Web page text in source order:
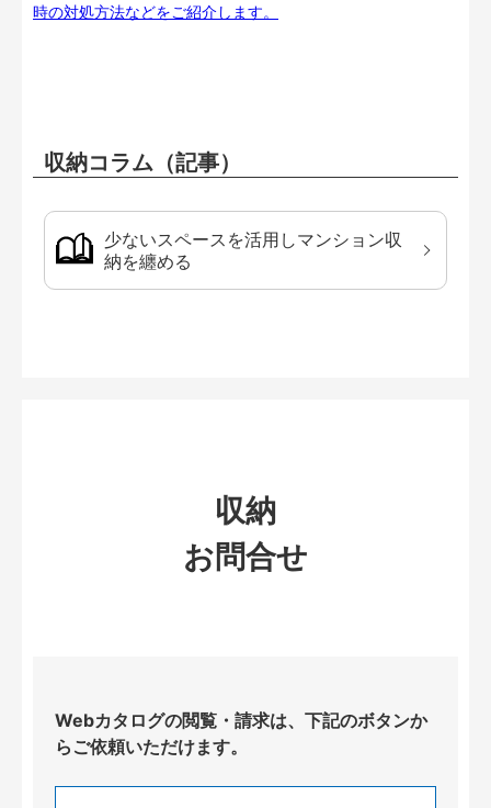
時の対処方法などをご紹介します。
収納コラム（記事）
少ないスペースを活用しマンション収
納を纏める
収納
お問合せ
Webカタログの閲覧・請求は、下記のボタンか
らご依頼いただけます。